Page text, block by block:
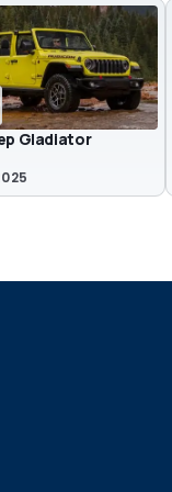
Gladiator